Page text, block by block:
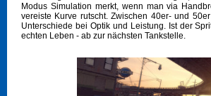
Modus Simulation merkt, wenn man via
vereiste Kurve rutscht. Zwischen 40er- und
Unterschiede bei Optik und Leistung. Ist der
echten Leben - ab zur nächsten Tankstelle.